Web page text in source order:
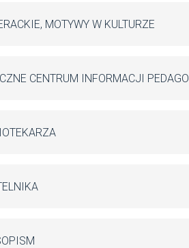
MOTYWY W KULTURZE
CENTRUM INFORMACJI